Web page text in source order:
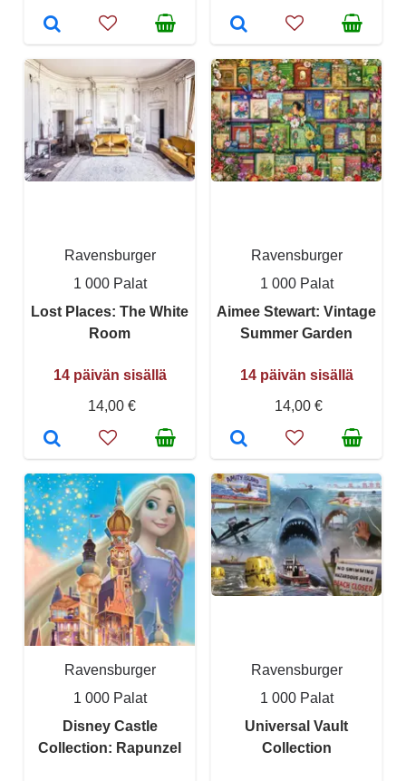
Ravensburger
1 000 Palat
Lost Places: The White
Room
14 päivän sisällä
14,00 €
Ravensburger
1 000 Palat
Aimee Stewart: Vintage
Summer Garden
14 päivän sisällä
14,00 €
Ravensburger
1 000 Palat
Disney Castle
Collection: Rapunzel
Ravensburger
1 000 Palat
Universal Vault
Collection